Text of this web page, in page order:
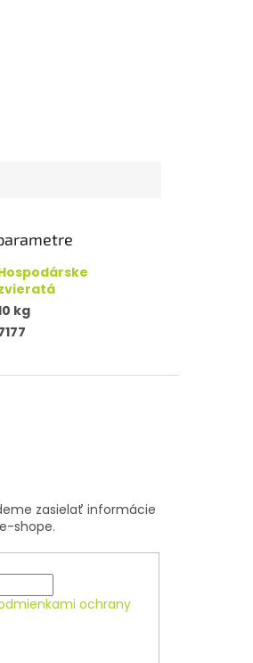
kg
zasielať informácie
shope.
ochrany